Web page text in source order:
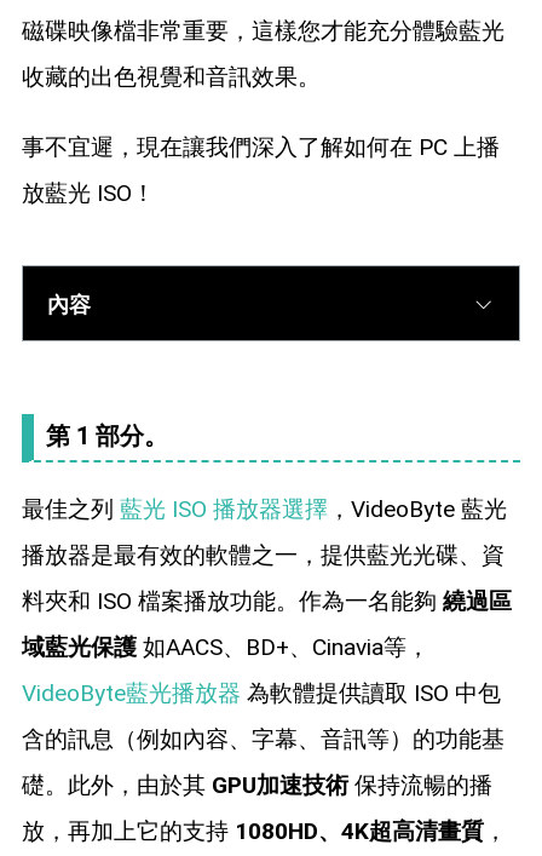
磁碟映像檔非常重要，這樣您才能充分體驗藍光
收藏的出色視覺和音訊效果。
事不宜遲，現在讓我們深入了解如何在 PC 上播
放藍光 ISO！
內容
第 1 部分。
最佳之列 藍光 ISO 播放器選擇 ，VideoByte 藍光
播放器是最有效的軟體之一，提供藍光光碟、資
料夾和 ISO 檔案播放功能。作為一名能夠 繞過區
域藍光保護如AACS、BD+、Cinavia等，
VideoByte藍光播放器 為軟體提供讀取 ISO 中包
含的訊息（例如內容、字幕、音訊等）的功能基
礎。此外，由於其 GPU加速技術保持流暢的播
放，再加上它的支持 1080HD、4K超高清畫質，